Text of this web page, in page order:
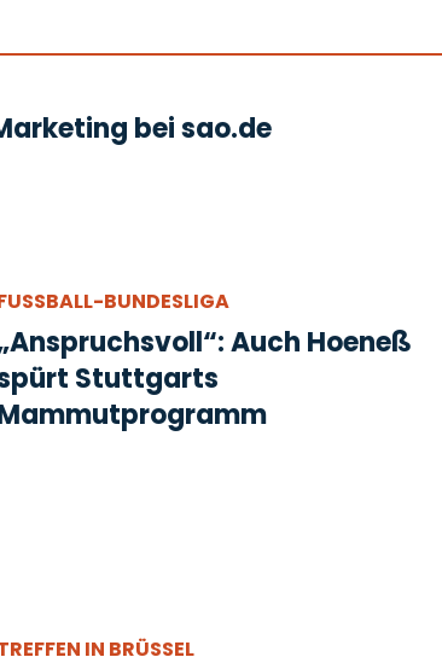
bei sao.de
BUNDESLIGA
Auch Hoeneß
Stuttgarts
IN BRÜSSEL